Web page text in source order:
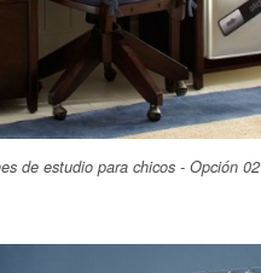
de estudio para chicos - Opción 02